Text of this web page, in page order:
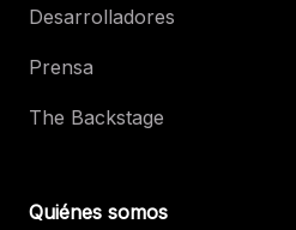
Desarrolladores
Prensa
The Backstage
Quiénes somos